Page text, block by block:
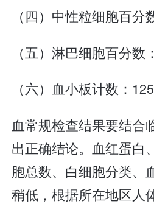
（四）中性粒细胞百分
（五）淋巴细胞百分数
（六）血小板计数：
血常规检查结果要结合
出正确结论。血红蛋白
胞总数、白细胞分类、
稍低，根据所在地区人